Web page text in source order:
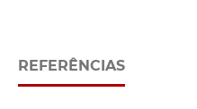
REFERÊNCIAS